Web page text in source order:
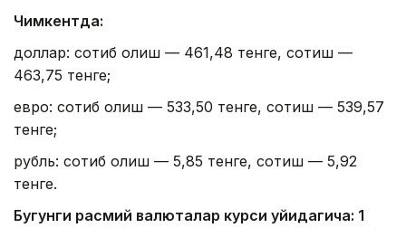
Чимкентда:
доллар: сотиб олиш — 461,48 тенге, сотиш —
463,75 тенге;
евро: сотиб олиш — 533,50 тенге, сотиш — 539,57
тенге;
рубль: сотиб олиш — 5,85 тенге, сотиш — 5,92
тенге.
Бугунги расмий валюталар курси қуйидагича: 1